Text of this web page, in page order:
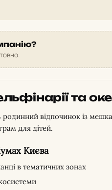
та
відпочинок із
для дітей.
Києва
в тематичних зонах